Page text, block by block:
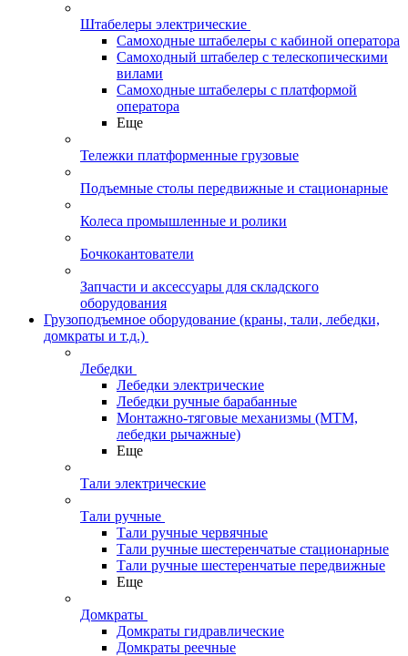
Штабелеры электрические
Самоходные штабелеры с кабиной оператора
Самоходный штабелер с телескопическими
вилами
Самоходные штабелеры с платформой
оператора
Еще
Тележки платформенные грузовые
Подъемные столы передвижные и стационарные
Колеса промышленные и ролики
Бочкокантователи
Запчасти и аксессуары для складского
оборудования
Грузоподъемное оборудование (краны, тали, лебедки,
домкраты и т.д.)
Лебедки
Лебедки электрические
Лебедки ручные барабанные
Монтажно-тяговые механизмы (МТМ,
лебедки рычажные)
Еще
Тали электрические
Тали ручные
Тали ручные червячные
Тали ручные шестеренчатые стационарные
Тали ручные шестеренчатые передвижные
Еще
Домкраты
Домкраты гидравлические
Домкраты реечные